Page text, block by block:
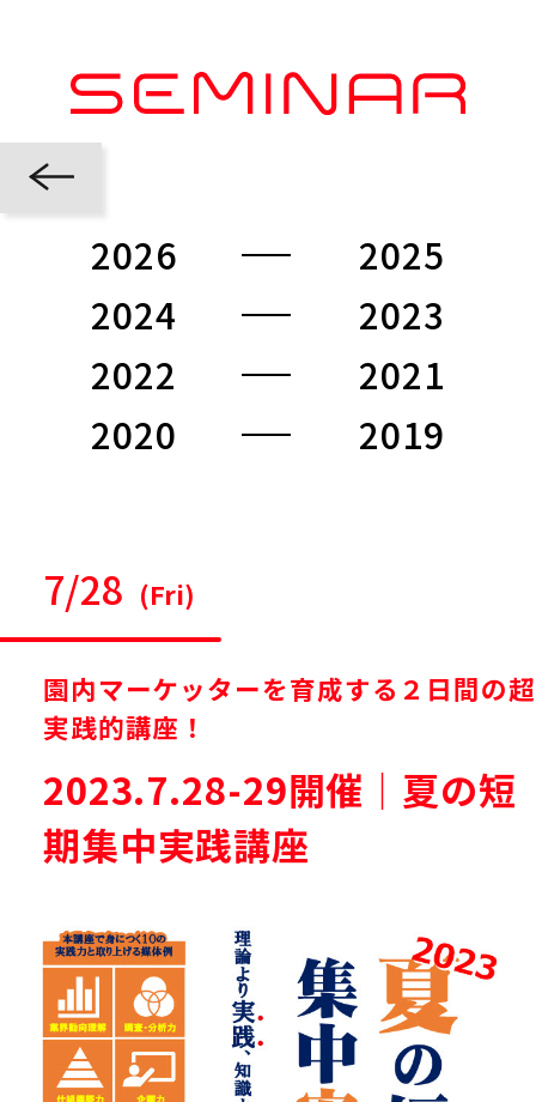
2026
2025
2024
2023
2022
2021
2020
2019
7/28 (Fri)
園内マーケッターを育成する２日間の超
実践的講座！
2023.7.28-29開催｜夏の短
期集中実践講座